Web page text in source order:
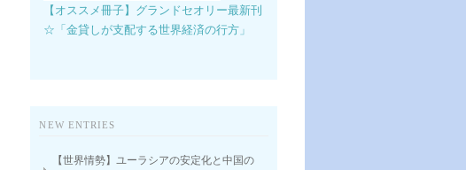
【オススメ冊子】グランドセオリー最新刊
☆「金貸しが支配する世界経済の行方」
NEW ENTRIES
【世界情勢】ユーラシアの安定化と中国の